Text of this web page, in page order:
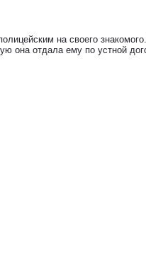
на своего
она отдала ему по устной